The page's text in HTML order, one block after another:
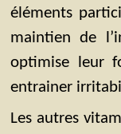
éléments
maintien de
optimise leur
entrainer
Les autres